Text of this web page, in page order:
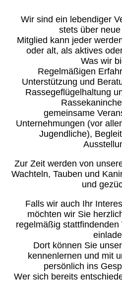
Wir sind ein lebendiger
stets über
Mitglied kann jeder
oder alt, als aktives
Was wir
Regelmäßigen
Unterstützung und
Rassegeflügelhaltung
gemeinsame
Unternehmungen (vor
Jugendliche),
Zur Zeit werden von
Wachteln, Tauben und
und
Falls wir auch Ihr
möchten wir Sie
regelmäßig
Dort können Sie
kennenlernen und mit
persönlich ins
Wer sich bereits